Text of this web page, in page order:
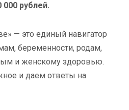
рублей.
— это единый навигатор
беременности, родам,
и женскому здоровью.
и даем ответы на